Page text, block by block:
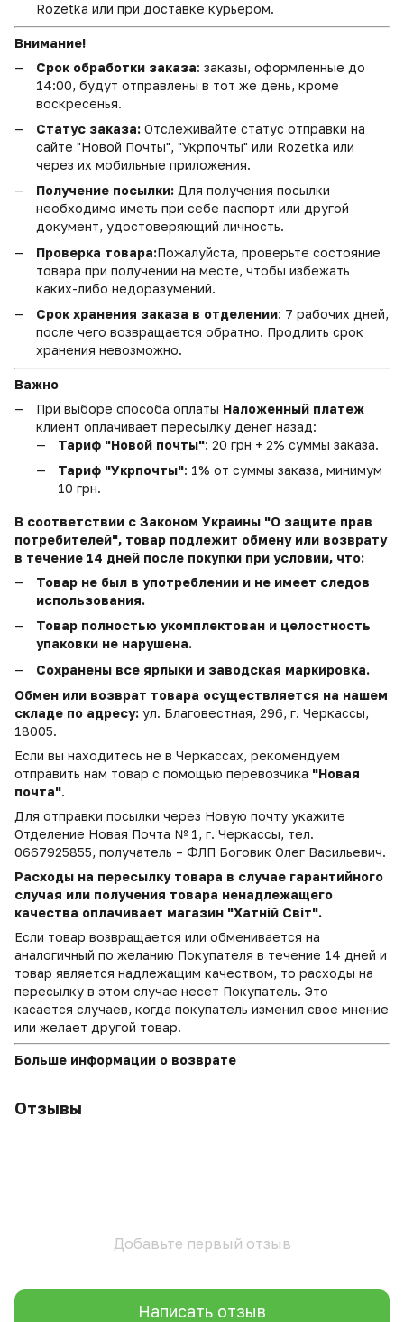
Rozetka или при доставке курьером.
Внимание!
Срок обработки заказа: заказы, оформленные до
14:00, будут отправлены в тот же день, кроме
воскресенья.
Статус заказа: Отслеживайте статус отправки на
сайте "Новой Почты", "Укрпочты" или Rozetka или
через их мобильные приложения.
Получение посылки: Для получения посылки
необходимо иметь при себе паспорт или другой
документ, удостоверяющий личность.
Проверка товара:Пожалуйста, проверьте состояние
товара при получении на месте, чтобы избежать
каких-либо недоразумений.
Срок хранения заказа в отделении: 7 рабочих дней,
после чего возвращается обратно. Продлить срок
хранения невозможно.
Важно
При выборе способа оплаты Наложенный платеж
клиент оплачивает пересылку денег назад:
Тариф "Новой почты": 20 грн + 2% суммы заказа.
Тариф "Укрпочты": 1% от суммы заказа, минимум
10 грн.
В соответствии с Законом Украины "О защите прав
потребителей", товар подлежит обмену или возврату
в течение 14 дней после покупки при условии, что:
Товар не был в употреблении и не имеет следов
использования.
Товар полностью укомплектован и целостность
упаковки не нарушена.
Сохранены все ярлыки и заводская маркировка.
Обмен или возврат товара осуществляется на нашем
складе по адресу: ул. Благовестная, 296, г. Черкассы,
18005.
Если вы находитесь не в Черкассах, рекомендуем
отправить нам товар с помощью перевозчика "Новая
почта".
Для отправки посылки через Новую почту укажите
Отделение Новая Почта № 1, г. Черкассы, тел.
0667925855, получатель – ФЛП Боговик Олег Васильевич.
Расходы на пересылку товара в случае гарантийного
случая или получения товара ненадлежащего
качества оплачивает магазин "Хатній Світ".
Если товар возвращается или обменивается на
аналогичный по желанию Покупателя в течение 14 дней и
товар является надлежащим качеством, то расходы на
пересылку в этом случае несет Покупатель. Это
касается случаев, когда покупатель изменил свое мнение
или желает другой товар.
Больше информации о возврате
Отзывы
Добавьте первый отзыв
Написать отзыв